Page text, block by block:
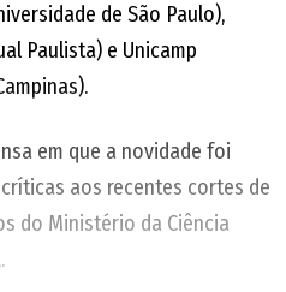
de São Paulo),
Paulista) e Unicamp
em que a novidade foi
aos recentes cortes de
do Ministério da Ciência